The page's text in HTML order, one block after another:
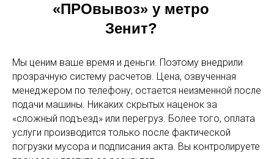
«ПРОвывоз» у метро
Зенит?
Мы ценим ваше время и деньги. Поэтому внедрили
прозрачную систему расчетов. Цена, озвученная
менеджером по телефону, остается неизменной после
подачи машины. Никаких скрытых наценок за
«сложный подъезд» или перегруз. Более того, оплата
услуги производится только после фактической
погрузки мусора и подписания акта. Вы контролируете